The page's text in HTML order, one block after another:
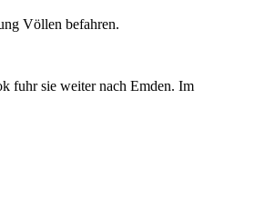
Völlen befahren.
fuhr sie weiter nach Emden. Im